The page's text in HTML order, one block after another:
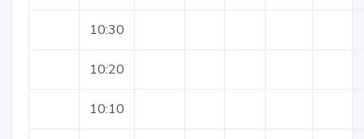
10:30
10:20
10:10